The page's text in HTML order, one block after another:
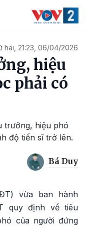
hai, 21:23, 06/04/2026
hiệu
phải có
trưởng, hiệu phó
độ tiến sĩ trở lên.
Bá Duy
vừa ban hành
quy định về tiêu
của người đứng